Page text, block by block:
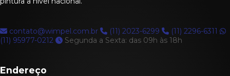
contato@wimpel.com.br (11) 2023-6299
(11) 2296-6311
(11) 95977-0212
Segunda a Sexta: das 09h às 18h
Endereço